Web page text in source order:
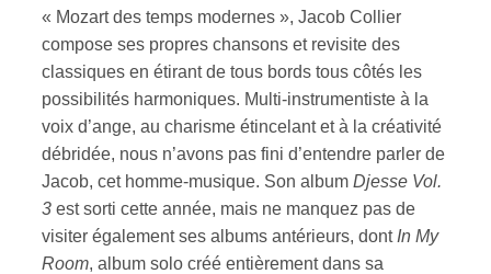
« Mozart des temps modernes », Jacob Collier
compose ses propres chansons et revisite des
classiques en étirant de tous bords tous côtés les
possibilités harmoniques. Multi-instrumentiste à la
voix d’ange, au charisme étincelant et à la créativité
débridée, nous n’avons pas fini d’entendre parler de
Jacob, cet homme-musique. Son album Djesse Vol.
3 est sorti cette année, mais ne manquez pas de
visiter également ses albums antérieurs, dont In My
Room, album solo créé entièrement dans sa